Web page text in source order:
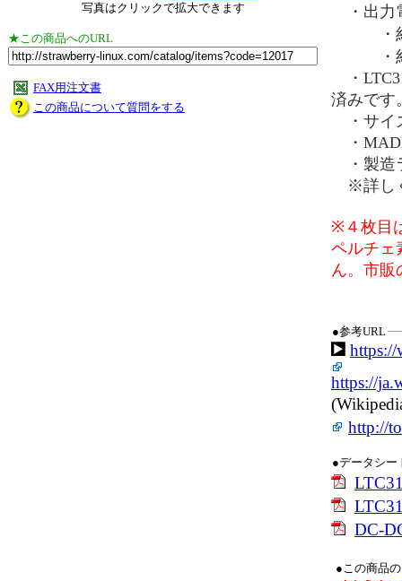
写真はクリックで拡大できます
★この商品へのURL
FAX用注文書
この商品について質問をする
・出力
・約
・約
・
済みです
・サイ
・
・製造
※詳し
※４枚目
ペルチェ
ん。市販
●参考URL
https://
https://
http://
●データシー
DC-
●この商品